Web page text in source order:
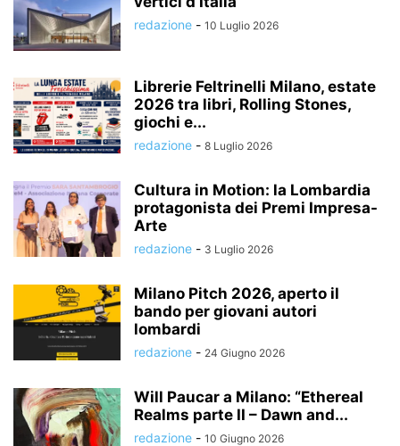
redazione - 10 Luglio 2026
Librerie Feltrinelli Milano, estate
2026 tra libri, Rolling Stones,
giochi e...
redazione - 8 Luglio 2026
Cultura in Motion: la Lombardia
protagonista dei Premi Impresa-
Arte
redazione - 3 Luglio 2026
Milano Pitch 2026, aperto il
bando per giovani autori
lombardi
redazione - 24 Giugno 2026
Will Paucar a Milano: “Ethereal
Realms parte II – Dawn and...
redazione - 10 Giugno 2026